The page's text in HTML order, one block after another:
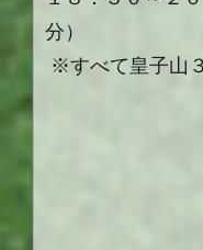
分）
※すべて皇子山